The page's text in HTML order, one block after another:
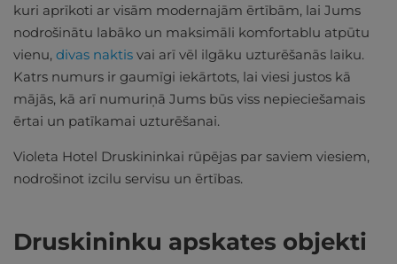
kuri aprīkoti ar visām modernajām ērtībām, lai Jums
nodrošinātu labāko un maksimāli komfortablu atpūtu
vienu, divas naktis vai arī vēl ilgāku uzturēšanās laiku.
Katrs numurs ir gaumīgi iekārtots, lai viesi justos kā
mājās, kā arī numuriņā Jums būs viss nepieciešamais
ērtai un patīkamai uzturēšanai.
Violeta Hotel Druskininkai rūpējas par saviem viesiem,
nodrošinot izcilu servisu un ērtības.
Druskininku apskates objekti